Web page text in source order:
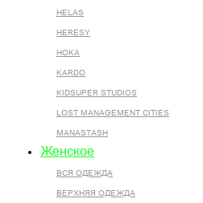
HELAS
HERESY
HOKA
KARDO
KIDSUPER STUDIOS
LOST MANAGEMENT CITIES
MANASTASH
Женское
ВСЯ ОДЕЖДА
ВЕРХНЯЯ ОДЕЖДА